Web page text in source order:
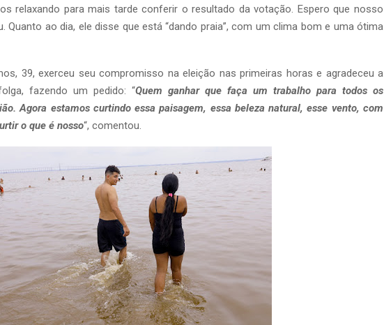
relaxando para mais tarde conferir o resultado da votação. Espero que nosso
Quanto ao dia, ele disse que está “dando praia”, com um clima bom e uma ótima
39, exerceu seu compromisso na eleição nas primeiras horas e agradeceu a
fazendo um pedido: “Quem ganhar que faça um trabalho para todos os
Agora estamos curtindo essa paisagem, essa beleza natural, esse vento, com
o que é nosso“, comentou.